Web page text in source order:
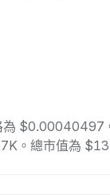
$0.00040497
。總市值為